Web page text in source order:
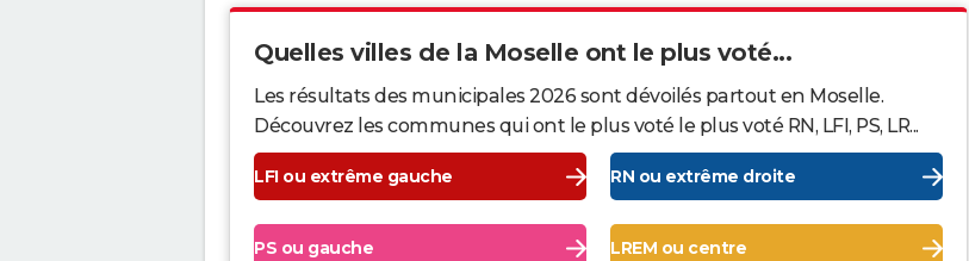
Quelles villes de la Moselle ont le plus voté...
Les résultats des municipales 2026 sont dévoilés partout en Moselle.
Découvrez les communes qui ont le plus voté le plus voté RN, LFI, PS, LR...
LFI ou extrême gauche RN ou extrême droite
PS ou gauche LREM ou centre